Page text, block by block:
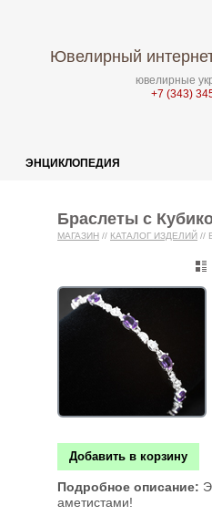
Ювелирный
ювелирные
+7 (343)
ЭНЦИКЛОПЕДИЯ
Браслеты с
МАГАЗИН // КАТАЛОГ ИЗДЕЛИЙ //
Добавить в корзину
Подробное описание:
аметистами!